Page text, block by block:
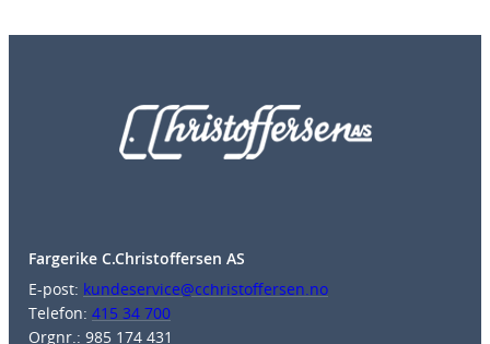
Fargerike C.Christoffersen AS
E-post: kundeservice@cchristoffersen.no
Telefon: 415 34 700
Orgnr.: 985 174 431